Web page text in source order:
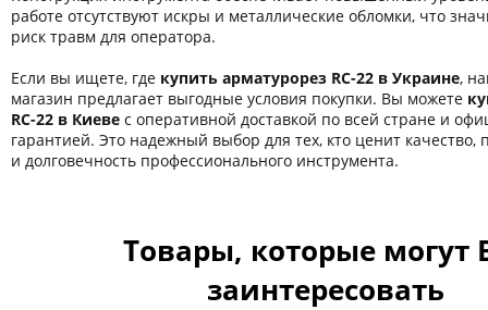
работе отсутствуют искры и металлические обломки, что
риск травм для оператора.
Если вы ищете, где купить арматурорез RC-22 в Украине,
магазин предлагает выгодные условия покупки. Вы можете
RC-22 в Киеве с оперативной доставкой по всей стране и
гарантией. Это надежный выбор для тех, кто ценит качество,
и долговечность профессионального инструмента.
Товары, которые могут
заинтересовать